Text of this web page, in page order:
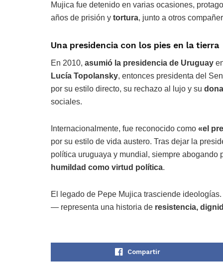
Mujica fue detenido en varias ocasiones,
años de prisión y tortura, junto a otros
Una presidencia con los pies en la tierra
En 2010, asumió la presidencia de Uruguay
Lucía Topolansky, entonces presidenta del
por su estilo directo, su rechazo al lujo y su
sociales.
Internacionalmente, fue reconocido como «el
por su estilo de vida austero. Tras dejar la
política uruguaya y mundial, siempre abogando
humildad como virtud política.
El legado de Pepe Mujica trasciende
— representa una historia de resistencia,
Compartir